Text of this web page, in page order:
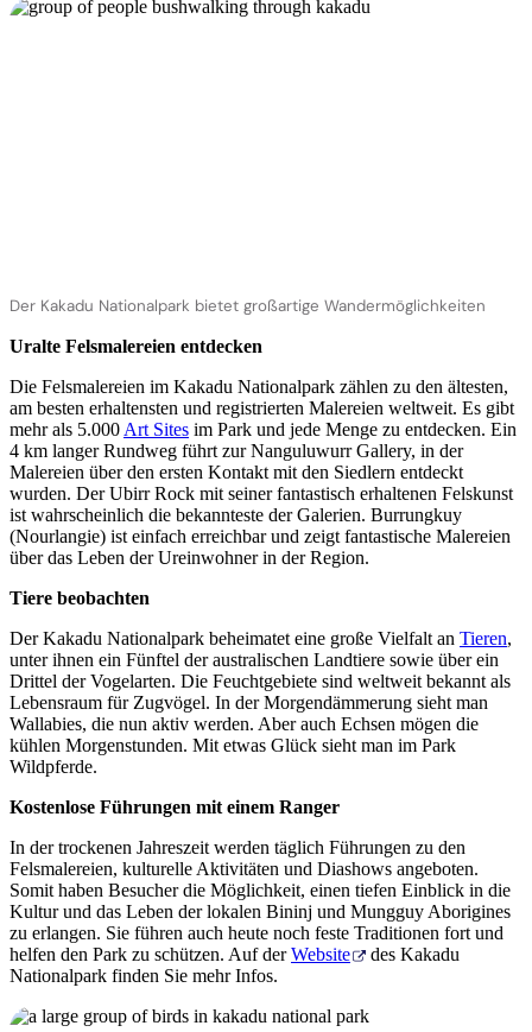
Der Kakadu Nationalpark bietet großartige Wandermöglichkeiten
Uralte Felsmalereien entdecken
Die Felsmalereien im Kakadu Nationalpark zählen zu den ältesten,
am besten erhaltensten und registrierten Malereien weltweit. Es gibt
mehr als 5.000 Art Sites im Park und jede Menge zu entdecken. Ein
4 km langer Rundweg führt zur Nanguluwurr Gallery, in der
Malereien über den ersten Kontakt mit den Siedlern entdeckt
wurden. Der Ubirr Rock mit seiner fantastisch erhaltenen Felskunst
ist wahrscheinlich die bekannteste der Galerien. Burrungkuy
(Nourlangie) ist einfach erreichbar und zeigt fantastische Malereien
über das Leben der Ureinwohner in der Region.
Tiere beobachten
Der Kakadu Nationalpark beheimatet eine große Vielfalt an Tieren,
unter ihnen ein Fünftel der australischen Landtiere sowie über ein
Drittel der Vogelarten. Die Feuchtgebiete sind weltweit bekannt als
Lebensraum für Zugvögel. In der Morgendämmerung sieht man
Wallabies, die nun aktiv werden. Aber auch Echsen mögen die
kühlen Morgenstunden. Mit etwas Glück sieht man im Park
Wildpferde.
Kostenlose Führungen mit einem Ranger
In der trockenen Jahreszeit werden täglich Führungen zu den
Felsmalereien, kulturelle Aktivitäten und Diashows angeboten.
Somit haben Besucher die Möglichkeit, einen tiefen Einblick in die
Kultur und das Leben der lokalen Bininj und Mungguy Aborigines
zu erlangen. Sie führen auch heute noch feste Traditionen fort und
helfen den Park zu schützen. Auf derWebsite
des Kakadu
Nationalpark finden Sie mehr Infos.